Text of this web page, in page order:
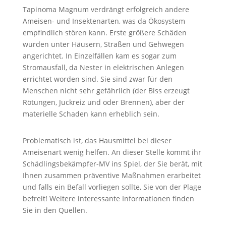
Tapinoma Magnum verdrängt erfolgreich andere
Ameisen- und Insektenarten, was da Ökosystem
empfindlich stören kann. Erste größere Schäden
wurden unter Häusern, Straßen und Gehwegen
angerichtet. In Einzelfällen kam es sogar zum
Stromausfall, da Nester in elektrischen Anlegen
errichtet worden sind. Sie sind zwar für den
Menschen nicht sehr gefährlich (der Biss erzeugt
Rötungen, Juckreiz und oder Brennen), aber der
materielle Schaden kann erheblich sein.
Problematisch ist, das Hausmittel bei dieser
Ameisenart wenig helfen. An dieser Stelle kommt ihr
Schädlingsbekämpfer-MV ins Spiel, der Sie berät, mit
Ihnen zusammen präventive Maßnahmen erarbeitet
und falls ein Befall vorliegen sollte, Sie von der Plage
befreit! Weitere interessante Informationen finden
Sie in den Quellen.